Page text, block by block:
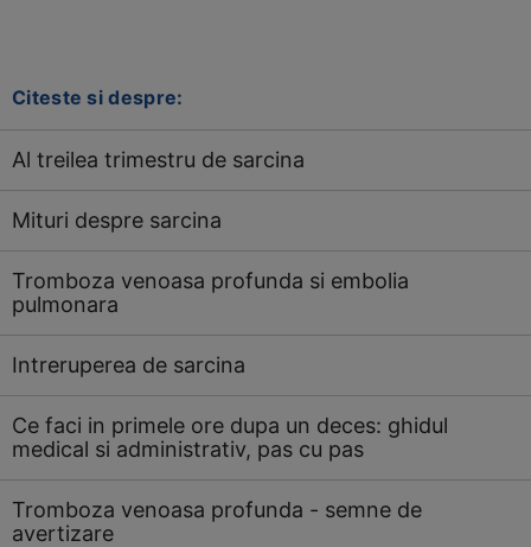
Citeste si despre:
Al treilea trimestru de sarcina
Mituri despre sarcina
Tromboza venoasa profunda si embolia
pulmonara
Intreruperea de sarcina
Ce faci in primele ore dupa un deces: ghidul
medical si administrativ, pas cu pas
Tromboza venoasa profunda - semne de
avertizare